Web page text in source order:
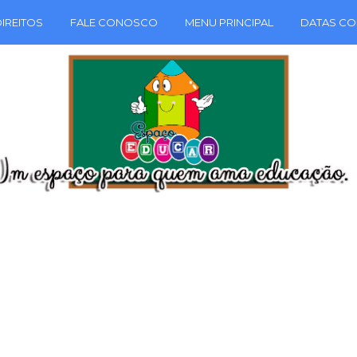
FALE CONOSCO MENU PRINCIPAL DATAS